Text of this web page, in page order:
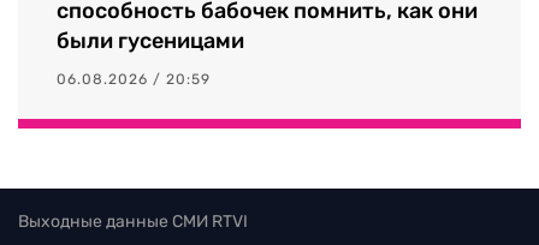
способность бабочек помнить, как они
были гусеницами
06.08.2026 / 20:59
Выходные данные СМИ RTVI